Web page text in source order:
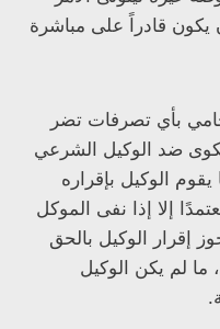
يكون قادراً على مباشرة
بأي تصرفات تضر
ضد الوكيل الشرعي
الوكيل بإقراره
إلا إذا نفى الموكل
إقرار الوكيل بالحق
ما لم يكن الوكيل